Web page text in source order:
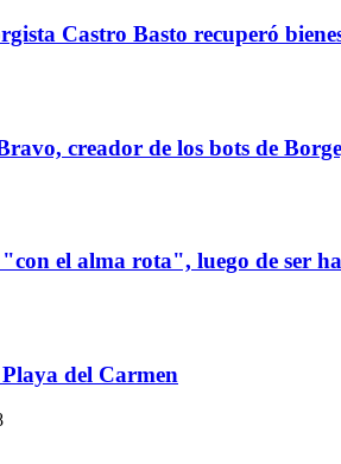
Castro Basto recuperó
creador de los bots de
el alma rota", luego de ser
del Carmen